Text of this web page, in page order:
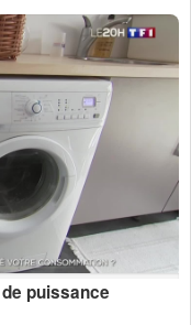
puissance